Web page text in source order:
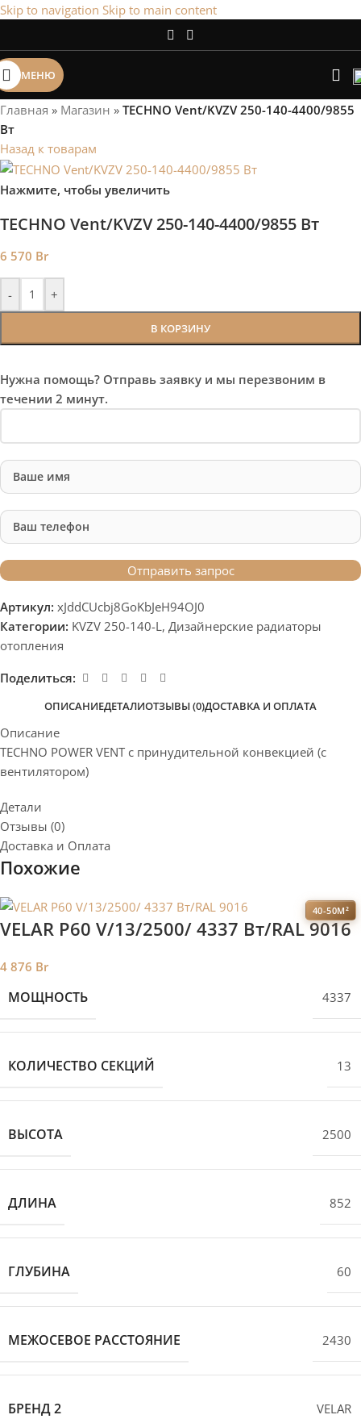
Skip to navigation Skip to main content
Сэкономим Ваше время на подбор
Рассчитаем мощность | Предложим от 3х вариантов | В
наличии и под заказ
Скидки от 5%
МЕНЮ
Главная » Магазин » TECHNO Vent/KVZV 250-140-4400/9855
Вт
Назад к товарам
Нажмите, чтобы увеличить
TECHNO Vent/KVZV 250-140-4400/9855 Вт
6 570 Br
- +
В КОРЗИНУ
Нужна помощь? Отправь заявку и мы перезвоним в
течении 2 минут.
Артикул: xJddCUcbj8GoKbJeH94OJ0
Категории: KVZV 250-140-L , Дизайнерские радиаторы
отопления
Поделиться:
ОПИСАНИЕДЕТАЛИОТЗЫВЫ (0)ДОСТАВКА И ОПЛАТА
Описание
TECHNO POWER VENT с принудительной конвекцией (c
вентилятором)
Детали
Отзывы (0)
Доставка и Оплата
Похожие
40-50М²
VELAR P60 V/13/2500/ 4337 Bт/RAL 9016
4 876 Br
МОЩНОСТЬ 4337
КОЛИЧЕСТВО СЕКЦИЙ 13
ВЫСОТА 2500
ДЛИНА 852
ГЛУБИНА 60
МЕЖОСЕВОЕ РАССТОЯНИЕ 2430
БРЕНД 2 VELAR